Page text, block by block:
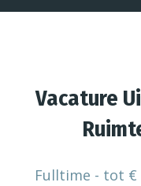
Vacature
Fulltime - tot €